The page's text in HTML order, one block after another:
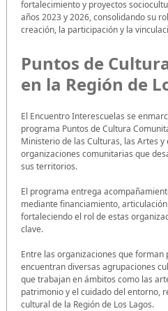
fortalecimiento y proyectos
años 2023 y 2026, consolidando su
creación, la participación y la
Puntos de
en la Región de
El Encuentro Interescuelas se
programa Puntos de Cultura
Ministerio de las Culturas, las Artes
organizaciones comunitarias que
sus territorios.
El programa entrega
mediante financiamiento,
fortaleciendo el rol de estas
clave.
Entre las organizaciones que forman
encuentran diversas agrupaciones
que trabajan en ámbitos como las
patrimonio y el cuidado del entorno,
cultural de la Región de Los Lagos.